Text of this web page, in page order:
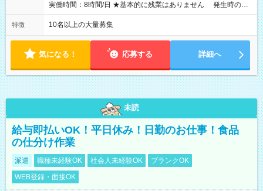
実働時間：8時間/日 ★基本的に残業はありません 発生時の残
業代は1分単位で支給いたします
特徴 10名以上の大量募集
気になる！ 応募する 詳細へ
未読
給与即払いOK！平日休み！日勤のお仕事！食品
の仕分け作業
派遣 職種未経験OK 社会人未経験OK
ブランクOK
WEB登録・面接OK